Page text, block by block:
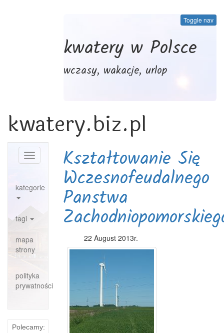
kwatery.biz.pl
Toggle
navigation
kategorie
tagi
mapa
strony
polityka
prywatności
Polecamy:
Toggle nav
kwatery w Polsce
wczasy, wakacje, urlop
Kształtowanie Się
Wczesnofeudalnego
Panstwa
22 August 2013r.